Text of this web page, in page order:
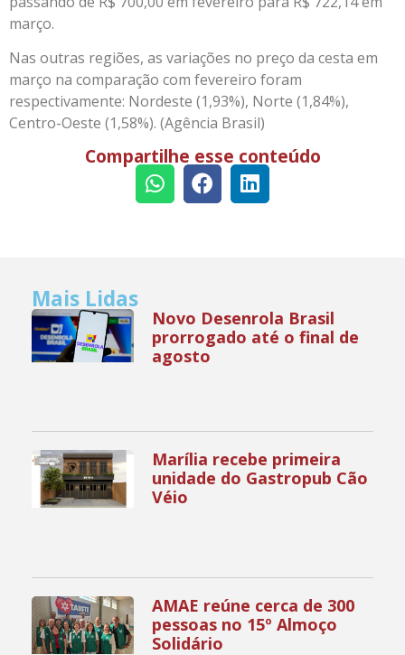
março.
Nas outras regiões, as variações no preço da cesta em
março na comparação com fevereiro foram
respectivamente: Nordeste (1,93%), Norte (1,84%),
Centro-Oeste (1,58%). (Agência Brasil)
Compartilhe esse conteúdo
Mais Lidas
Novo Desenrola Brasil
prorrogado até o final de
agosto
Marília recebe primeira
unidade do Gastropub Cão
Véio
AMAE reúne cerca de 300
pessoas no 15º Almoço
Solidário